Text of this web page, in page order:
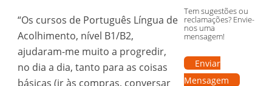
“Os cursos de Português Língua de
Acolhimento, nível B1/B2,
ajudaram-me muito a progredir,
no dia a dia, tanto para as coisas
básicas (ir às compras, conversar
Tem sugestões ou
reclamações? Envie-
nos uma
mensagem!
Enviar
Mensagem